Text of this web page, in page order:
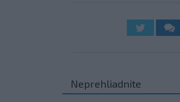
Neprehliadnite